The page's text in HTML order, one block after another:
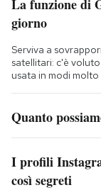
La funzione di
giorno
Serviva a
satellitari: c'è
usata in modi
Quanto
I profili
così segreti